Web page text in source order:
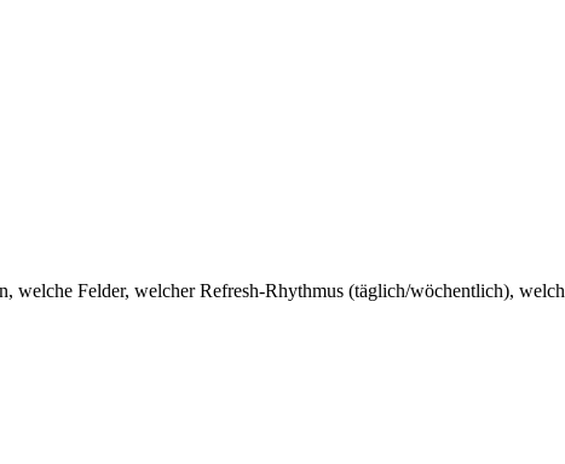
welche Felder, welcher Refresh-Rhythmus (täglich/wöchentlich),